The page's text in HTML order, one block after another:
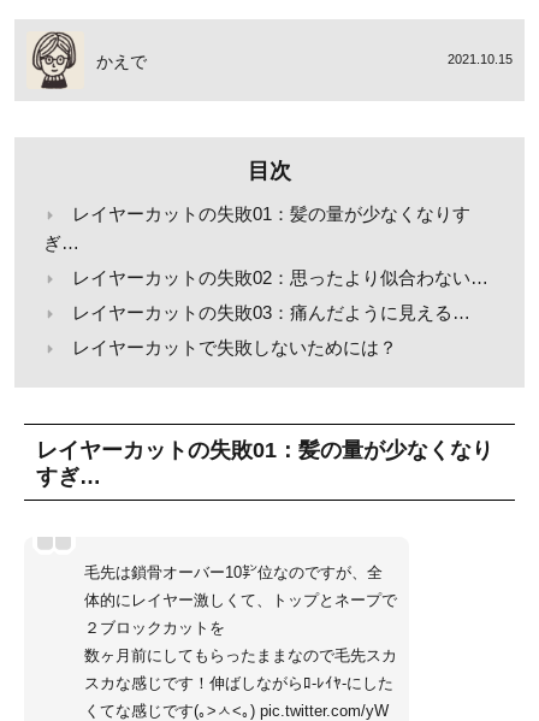
かえで 2021.10.15
目次
レイヤーカットの失敗01：髪の量が少なくなりす
ぎ…
レイヤーカットの失敗02：思ったより似合わない…
レイヤーカットの失敗03：痛んだように見える…
レイヤーカットで失敗しないためには？
レイヤーカットの失敗01：髪の量が少なくなり
すぎ…
毛先は鎖骨オーバー10㌢位なのですが、全
体的にレイヤー激しくて、トップとネープで
２ブロックカットを
数ヶ月前にしてもらったままなので毛先スカ
スカな感じです！伸ばしながらﾛ-ﾚｲﾔ-にした
くてな感じです(｡>ㅅ<｡) pic.twitter.com/yW